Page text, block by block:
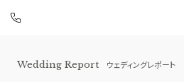
青山
Wedding Report ウェディングレポート